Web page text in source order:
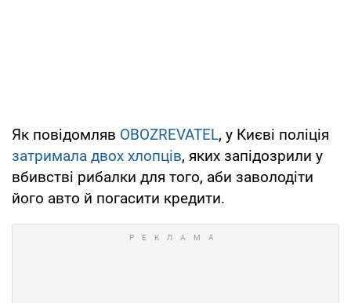
Як повідомляв OBOZREVATEL, у Києві поліція
затримала двох хлопців, яких запідозрили у
вбивстві рибалки для того, аби заволодіти
його авто й погасити кредити.